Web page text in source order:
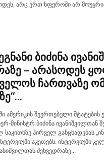
არც ერთ სფეროში არ
ბიძინა
– არასოდეს
ჩართვაზე
ამერიკის შეერთებული შტატების
მინისტრ ბიძინა ივანიშვილთან
საკითხზე პირველ განცხადებას
აკეთებს. ინტერვიუში
შეხვედრაზე...